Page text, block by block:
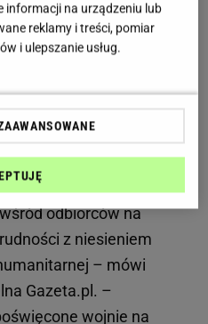
wysyłanie na
lekarzy, którzy
pomocą
od lat regularnie,
o tym, co dzieje się
Brzegu. Dostrzegamy
odbiorców na
z niesieniem
– mówi
Gazeta.pl. –
wojnie na
informacji na urządzeniu lub
reklamy i treści, pomiar
i ulepszanie usług.